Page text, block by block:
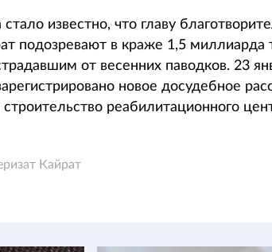
известно, что главу
подозревают в краже 1,5 миллиарда
от весенних паводков. 23
новое досудебное
реабилитационного
Кайрат